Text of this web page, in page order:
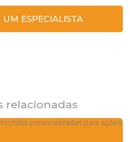
UM ESPECIALISTA
relacionadas